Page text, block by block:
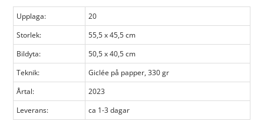
Upplaga:
20
Storlek:
55,5 x 45,5 cm
Bildyta:
50,5 x 40,5 cm
Teknik:
Giclée på papper, 330 gr
Årtal:
2023
Leverans:
ca 1-3 dagar